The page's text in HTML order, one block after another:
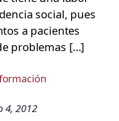
social, pues
a pacientes
problemas […]
4, 2012